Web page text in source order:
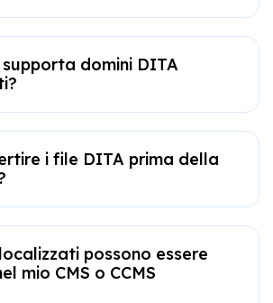
domini DITA
i file DITA prima della
possono essere
mio CMS o CCMS